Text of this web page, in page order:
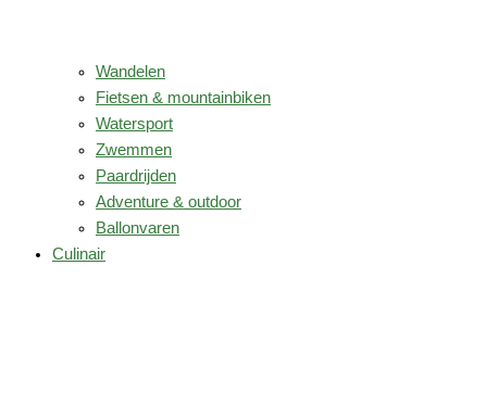
Wandelen
Fietsen & mountainbiken
Watersport
Zwemmen
Paardrijden
Adventure & outdoor
Ballonvaren
Culinair